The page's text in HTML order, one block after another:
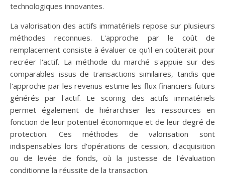
technologiques innovantes.
La valorisation des actifs immatériels repose sur plusieurs
méthodes reconnues. L'approche par le coût de
remplacement consiste à évaluer ce qu'il en coûterait pour
recréer l'actif. La méthode du marché s'appuie sur des
comparables issus de transactions similaires, tandis que
l'approche par les revenus estime les flux financiers futurs
générés par l'actif. Le scoring des actifs immatériels
permet également de hiérarchiser les ressources en
fonction de leur potentiel économique et de leur degré de
protection. Ces méthodes de valorisation sont
indispensables lors d'opérations de cession, d'acquisition
ou de levée de fonds, où la justesse de l'évaluation
conditionne la réussite de la transaction.